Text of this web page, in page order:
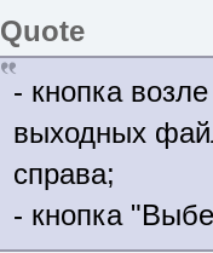
Quote
- кнопка
выходных
справа;
- кнопка